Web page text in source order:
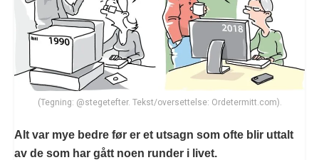
(Tegning: @stegetefter. Tekst/oversettelse: Ordetermitt.com).
Alt var mye bedre før er et utsagn som ofte blir uttalt
av de som har gått noen runder i livet.